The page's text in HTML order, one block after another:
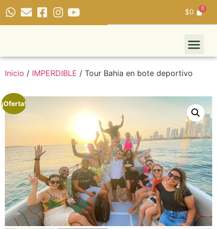
$0
Inicio / IMPERDIBLE / Tour Bahia en bote deportivo
¡Oferta!